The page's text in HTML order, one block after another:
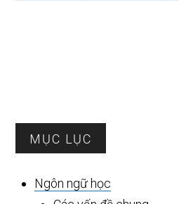
Sidebar
chính
MỤC LỤC
Ngôn ngữ học